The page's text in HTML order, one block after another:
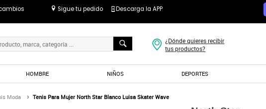
Sigue tu pedido Descarga la APP
¿Dónde quieres recibir
tus productos?
HOMBRE NIÑOS DEPORTES
Moda Tenis Para Mujer North Star Blanco Luisa Skater Wave